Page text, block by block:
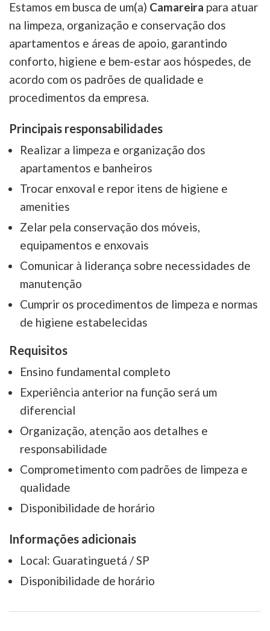
Estamos em busca de um(a) Camareira para atuar
na limpeza, organização e conservação dos
apartamentos e áreas de apoio, garantindo
conforto, higiene e bem-estar aos hóspedes, de
acordo com os padrões de qualidade e
procedimentos da empresa.
Principais responsabilidades
Realizar a limpeza e organização dos
apartamentos e banheiros
Trocar enxoval e repor itens de higiene e
amenities
Zelar pela conservação dos móveis,
equipamentos e enxovais
Comunicar à liderança sobre necessidades de
manutenção
Cumprir os procedimentos de limpeza e normas
de higiene estabelecidas
Requisitos
Ensino fundamental completo
Experiência anterior na função será um
diferencial
Organização, atenção aos detalhes e
responsabilidade
Comprometimento com padrões de limpeza e
qualidade
Disponibilidade de horário
Informações adicionais
Local: Guaratinguetá / SP
Disponibilidade de horário